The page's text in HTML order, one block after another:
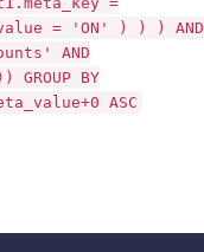
= 'ON' ) ) ) AND
AND
BY
ASC